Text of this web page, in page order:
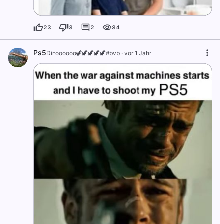
23 3 2 84
Ps5Dinoooooo🦖🦖🦖🦖🦖#bvb · vor 1 Jahr